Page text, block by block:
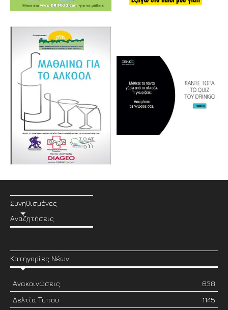
Συνηθισμένες
Αναζητήσεις
Κατηγορίες Νέων
Ανακοινώσεις
638
Δελτία Τύπου
1145